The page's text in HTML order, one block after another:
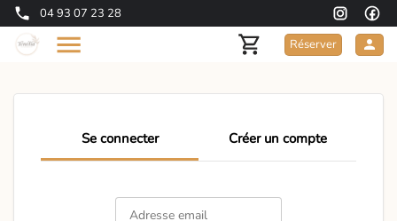
04 93 07 23 28
Réserver
Se connecter Créer un compte